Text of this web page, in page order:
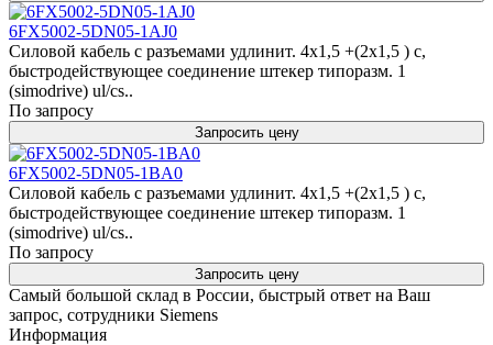
6FX5002-5DN05-1AJ0
Силовой кабель с разъемами удлинит. 4x1,5 +(2x1,5 ) c,
быстродействующее соединение штекер типоразм. 1
(simodrive) ul/cs..
По запросу
Запросить цену
6FX5002-5DN05-1BA0
Силовой кабель с разъемами удлинит. 4x1,5 +(2x1,5 ) c,
быстродействующее соединение штекер типоразм. 1
(simodrive) ul/cs..
По запросу
Запросить цену
Самый большой склад в России, быстрый ответ на Ваш
запрос, сотрудники Siemens
Информация